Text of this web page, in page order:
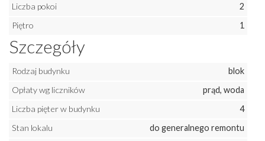
Liczba pokoi
2
Piętro
1
Szczegóły
Rodzaj budynku
blok
Opłaty wg liczników
prąd, woda
Liczba pięter w budynku
4
Stan lokalu
do generalnego remontu